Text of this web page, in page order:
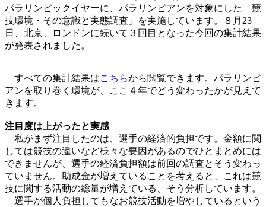
パラリンピックイヤーに、パラリンピアンを対象にした「競
技環境・その意識と実態調査」を実施しています。８月23
日、北京、ロンドンに続いて３回目となった今回の集計結果
が発表されました。
すべての集計結果はこちらから閲覧できます。パラリンピ
アンを取り巻く環境が、ここ４年でどう変わったかが見えて
きます。
注目度は上がったと実感
私がまず注目したのは、選手の経済的負担です。金額に関
しては競技の違いなど様々な要因があるのでひとまとめには
できませんが、選手の経済負担額は前回の調査とそう変わっ
ていません。助成金が増えていることを考えると、これは競
技に関する活動の総量が増えている、そう分析しています。
選手が個人負担してもなお競技活動を増やしているという